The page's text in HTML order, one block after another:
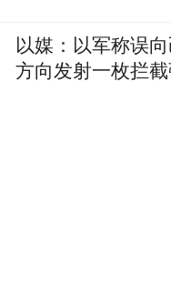
以媒：以军称误
方向发射一枚拦